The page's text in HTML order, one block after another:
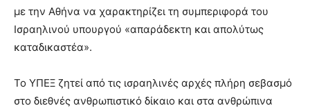
με την Αθήνα να χαρακτηρίζει τη συμπεριφορά του
Ισραηλινού υπουργού «απαράδεκτη και απολύτως
καταδικαστέα».
Το ΥΠΕΞ ζητεί από τις ισραηλινές αρχές πλήρη σεβασμό
στο διεθνές ανθρωπιστικό δίκαιο και στα ανθρώπινα